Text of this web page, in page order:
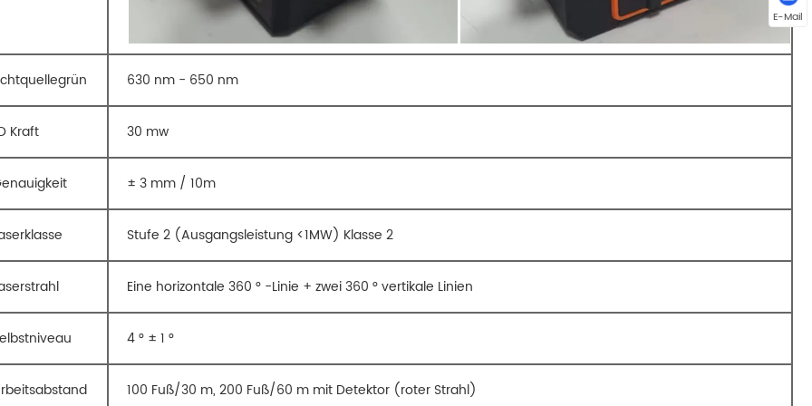
630 nm - 650 nm
Kraft 30 mw
± 3 mm / 10m
Stufe 2 (Ausgangsleistung <1MW) Klasse 2
Eine horizontale 360 ​​° -Linie + zwei 360 ° vertikale Linien
4 ° ± 1 °
100 Fuß/30 m, 200 Fuß/60 m mit Detektor (roter Strahl)
E-Mail